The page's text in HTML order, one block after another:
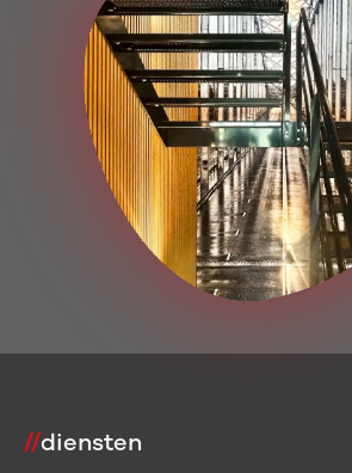
//diensten